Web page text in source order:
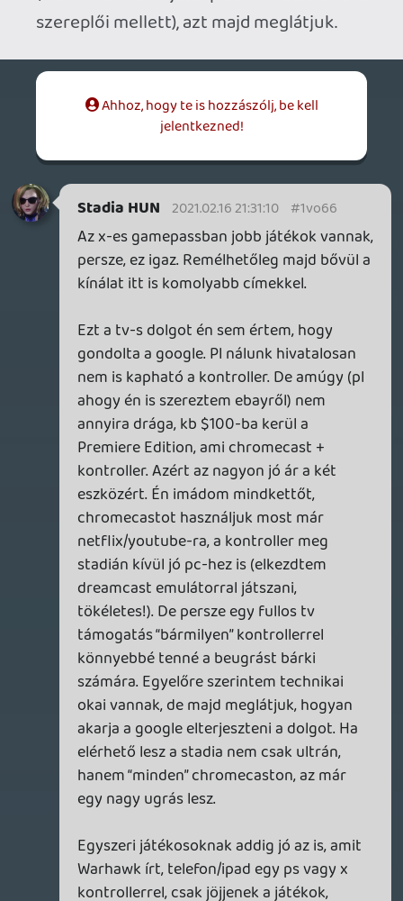
Invisible 2021.02.16 12:43:08
Invisible 2021.02.16 12:43:08 #1vo3b
egy regisztrációra adjanak ingyenes
játékokat. Én személy szerint azt
díj, ami befizetése után hozzáférsz X
játékhoz, amit tudsz mondjuk 1080p-ben
játszani. Ha jobb minőséget akarsz, akkor
meg vedd meg teljes áron a játékot (az
előfizetés mellé). Vagy -ugyan ezt nem
írtam- legyen egy prémium előfizetés
magasabb összegért. Tehát ilyen hibrid
gamepass szerűségre gondolok.
hogy kifizetne X összeget (csak a
miheztartás végett legyen mondjuk
15EUR) havonta, hogy játszhasson akár a
legújabb cuccokkal anélkül, hogy
beruházott volna bármilyen platformra. A
kérdés inkább az, hogy a szolgáltató
részéről mennyire érné meg egy ilyen
rendszer.
Warhawk 2021.02.15 10:56:31
Necroman Mk2 2021.02.15 11:44:15 #1vny4
Na ja, de ahhoz először elő kellene fizetni
az embereknek, márpedig az ajándékokon
kívül a 4K-nak vajmi kevés húzóereje van.
Pláne egy mobil vagy tablet képernyőjén,
pláne No. 2 az első éles tesztek tavaly
bizony elég lelombozóak voltak.
A reklámnézés meg nem is neked, hanem
inkább a már a mobilokon felnövő
generáció behúzását tenné lehetővé Sőt, a
TV app megjelenését követően a kisebb
jövedelmű (= nem engedheti meg
magának egy aktuális asztali konzol
fenntartását) réteget is be tudná vonzani.
Értem én persze a dolog visszásságát, de
ha ügyesen csinálják (pl. max 10
akkor az egy elfogadható ár az
ingyenességért. Pláne, hogy itt a mobilos
címek helyett AAA játékokat kap az